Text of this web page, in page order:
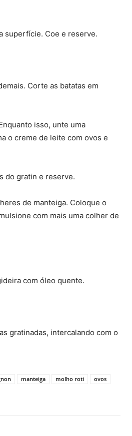
superfície. Coe e reserve.
Corte as batatas em
isso, unte uma
o creme de leite com ovos e
do gratin e reserve.
de manteiga. Coloque o
com mais uma colher de
com óleo quente.
gratinadas, intercalando com o
manteiga molho roti
ovos